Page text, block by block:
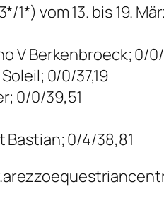
vom 13. bis 19.
V Berkenbroeck; 0/
0/0/37,19
0/0/39,51
Bastian; 0/4/38,81